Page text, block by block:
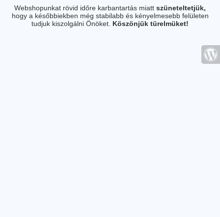
Webshopunkat rövid időre karbantartás miatt szüneteltetjük,
hogy a későbbiekben még stabilabb és kényelmesebb felületen
tudjuk kiszolgálni Önöket. Köszönjük türelmüket!